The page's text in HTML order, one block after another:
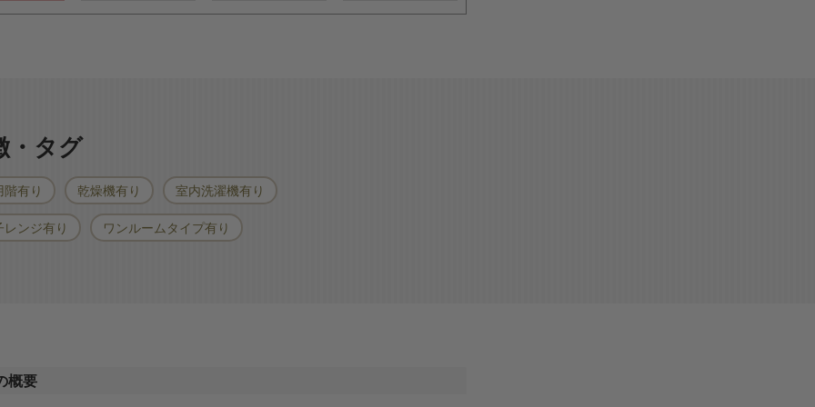
・タグ
有り 乾燥機有り 室内洗濯機有り
ンジ有り ワンルームタイプ有り
概要